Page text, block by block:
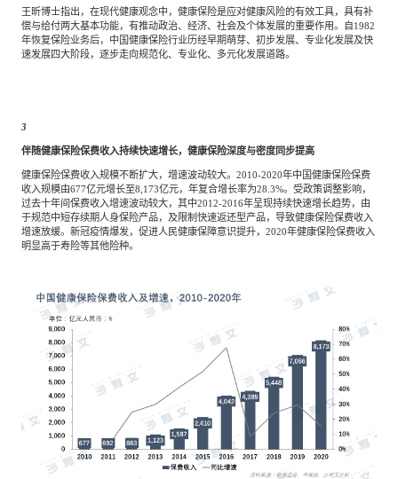
王昕博士指出，在现代健康观念中，健康保险是应对健康风险的有效工具，具有补
偿与给付两大基本功能，有推动政治、经济、社会及个体发展的重要作用。自1982
年恢复保险业务后，中国健康保险行业历经早期萌芽、初步发展、专业化发展及快
速发展四大阶段，逐步走向规范化、专业化、多元化发展道路。
3
伴随健康保险保费收入持续快速增长，健康保险深度与密度同步提高
健康保险保费收入规模不断扩大，增速波动较大。2010-2020年中国健康保险保费
收入规模由677亿元增长至8,173亿元，年复合增长率为28.3%。受政策调整影响，
过去十年间保费收入增速波动较大，其中2012-2016年呈现持续快速增长趋势，由
于规范中短存续期人身保险产品，及限制快速返还型产品，导致健康保险保费收入
增速放缓。新冠疫情爆发，促进人民健康保障意识提升，2020年健康保险保费收入
明显高于寿险等其他险种。